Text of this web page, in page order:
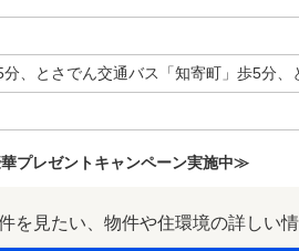
、とさでん交通バス「知寄町」歩5分
プレゼントキャンペーン実施中≫
を見たい、物件や住環境の詳しい